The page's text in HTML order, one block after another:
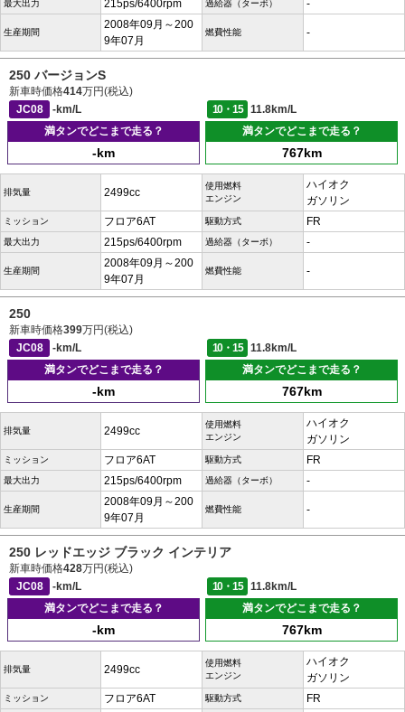
最大出力 215ps/6400rpm 過給器（ターボ） -
生産期間
2008年09月～200
9年07月
燃費性能 -
250 バージョンS
新車時価格414万円(税込)
JC08
-km/L 10・15
11.8km/L
満タンでどこまで走る？
-km
満タンでどこまで走る？
767km
排気量 2499cc
使用燃料
エンジン
ハイオク
ガソリン
ミッション フロア6AT 駆動方式 FR
最大出力 215ps/6400rpm 過給器（ターボ） -
生産期間
2008年09月～200
9年07月
燃費性能 -
250
新車時価格399万円(税込)
JC08
-km/L 10・15
11.8km/L
満タンでどこまで走る？
-km
満タンでどこまで走る？
767km
排気量 2499cc
使用燃料
エンジン
ハイオク
ガソリン
ミッション フロア6AT 駆動方式 FR
最大出力 215ps/6400rpm 過給器（ターボ） -
生産期間
2008年09月～200
9年07月
燃費性能 -
250 レッドエッジ ブラック インテリア
新車時価格428万円(税込)
JC08
-km/L 10・15
11.8km/L
満タンでどこまで走る？
-km
満タンでどこまで走る？
767km
排気量 2499cc
使用燃料
エンジン
ハイオク
ガソリン
ミッション フロア6AT 駆動方式 FR